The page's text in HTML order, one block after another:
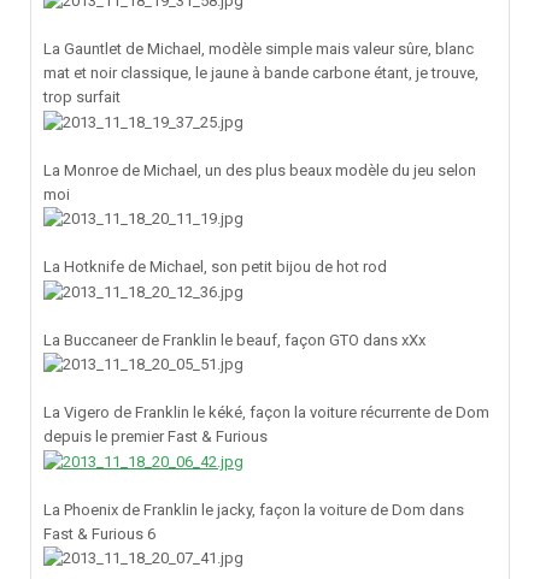
La Gauntlet de Michael, modèle simple mais valeur sûre, blanc
mat et noir classique, le jaune à bande carbone étant, je trouve,
trop surfait
La Monroe de Michael, un des plus beaux modèle du jeu selon
moi
La Hotknife de Michael, son petit bijou de hot rod
La Buccaneer de Franklin le beauf, façon GTO dans xXx
La Vigero de Franklin le kéké, façon la voiture récurrente de Dom
depuis le premier Fast & Furious
La Phoenix de Franklin le jacky, façon la voiture de Dom dans
Fast & Furious 6